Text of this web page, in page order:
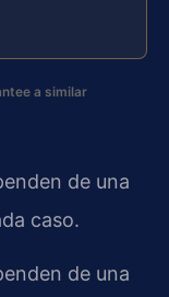
a similar
de una
caso.
de una